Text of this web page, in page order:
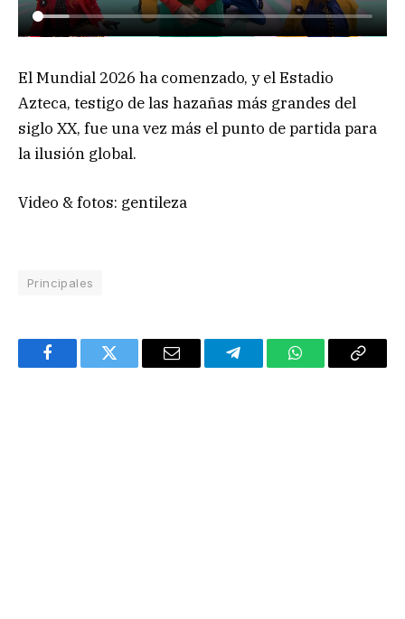
El Mundial 2026 ha comenzado, y el Estadio
Azteca, testigo de las hazañas más grandes del
siglo XX, fue una vez más el punto de partida para
la ilusión global.
Video & fotos: gentileza
Principales
FacebookTwitter Email TelegramWhatsAppCopy